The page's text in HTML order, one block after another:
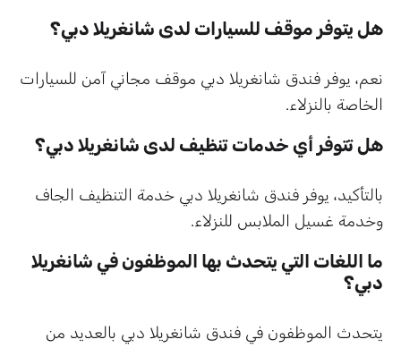
هل يتوفر موقف للسيارات لدى شانغريلا دبي؟
نعم، يوفر فندق شانغريلا دبي موقف مجاني آمن للسيارات
الخاصة بالنزلاء.
هل تتوفر أي خدمات تنظيف لدى شانغريلا دبي؟
بالتأكيد، يوفر فندق شانغريلا دبي خدمة التنظيف الجاف
وخدمة غسيل الملابس للنزلاء.
ما اللغات التي يتحدث بها الموظفون في شانغريلا
دبي؟
يتحدث الموظفون في فندق شانغريلا دبي بالعديد من